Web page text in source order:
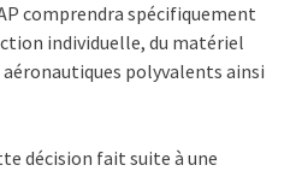
comprendra spécifiquement
individuelle, du matériel
polyvalents ainsi
décision fait suite à une